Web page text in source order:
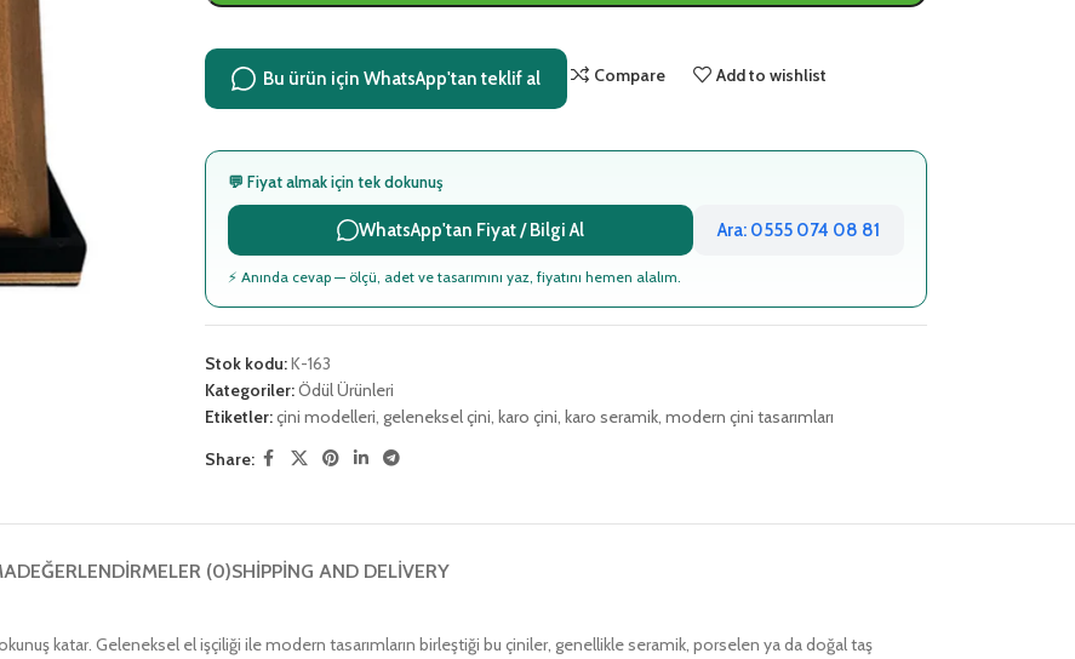
Bu ürün için WhatsApp'tan teklif al Compare Add to wishlist
💬 Fiyat almak için tek dokunuş
WhatsApp'tan Fiyat / Bilgi Al Ara: 0555 074 08 81
⚡ Anında cevap — ölçü, adet ve tasarımını yaz, fiyatını hemen alalım.
Stok kodu:K-163
Kategoriler:Ödül Ürünleri
Etiketler:çini modelleri, geleneksel çini, karo çini, karo seramik, modern çini tasarımları
Share:
DEĞERLENDIRMELER (0)SHIPPING AND DELIVERY
katar. Geleneksel el işçiliği ile modern tasarımların birleştiği bu çiniler, genellikle seramik, porselen ya da doğal taş